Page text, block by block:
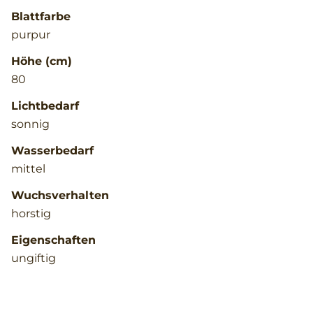
Blattfarbe
purpur
Höhe (cm)
80
Lichtbedarf
sonnig
Wasserbedarf
mittel
Wuchsverhalten
horstig
Eigenschaften
ungiftig